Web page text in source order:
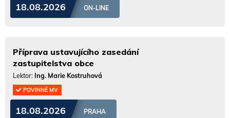
18.08.2026 ON-LINE
Příprava ustavujícího zasedání
zastupitelstva obce
Lektor: Ing. Marie Kostruhová
POVINNÉ MV
18.08.2026 PRAHA